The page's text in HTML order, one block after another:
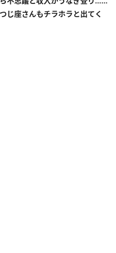
じ座さんもチラホラと出てく